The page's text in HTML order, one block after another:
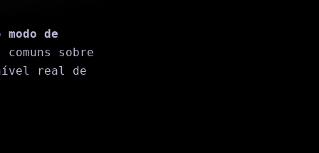
modo de
sobre
nível real de